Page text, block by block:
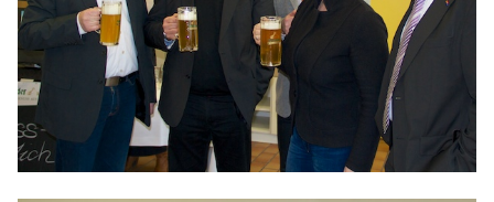
NEWSLETTER ABONNIEREN
BILDER
PROGRAMME
WICHTIGE BESCHLÜSSE DER CDU BRANDENBURG
75 JAHRE CDU BRANDENBURG